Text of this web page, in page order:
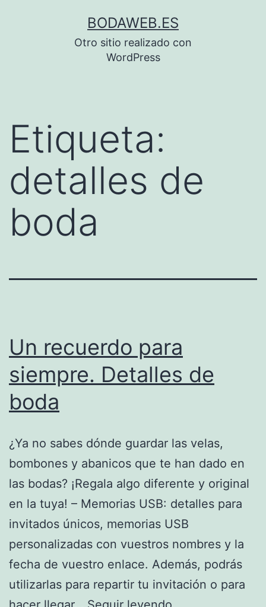
BODAWEB.ES
Otro sitio realizado con
WordPress
Etiqueta:
detalles de
boda
Un recuerdo para
siempre. Detalles de
boda
¿Ya no sabes dónde guardar las velas,
bombones y abanicos que te han dado en
las bodas? ¡Regala algo diferente y original
en la tuya! – Memorias USB: detalles para
invitados únicos, memorias USB
personalizadas con vuestros nombres y la
fecha de vuestro enlace. Además, podrás
utilizarlas para repartir tu invitación o para